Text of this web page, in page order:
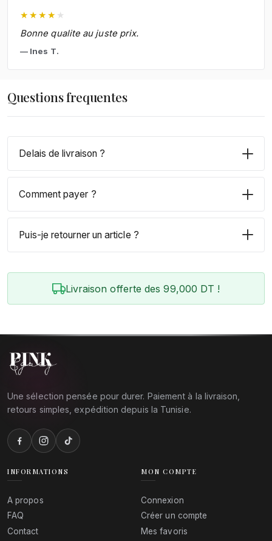
★ ★ ★ ★ ★
Bonne qualite au juste prix.
Ines T.
Questions frequentes
Delais de livraison ?
Comment payer ?
Puis-je retourner un article ?
Livraison offerte des 99,000 DT !
Une sélection pensée pour durer. Paiement à la livraison,
retours simples, expédition depuis la Tunisie.
INFORMATIONS
A propos
FAQ
Contact
MON COMPTE
Connexion
Créer un compte
Mes favoris